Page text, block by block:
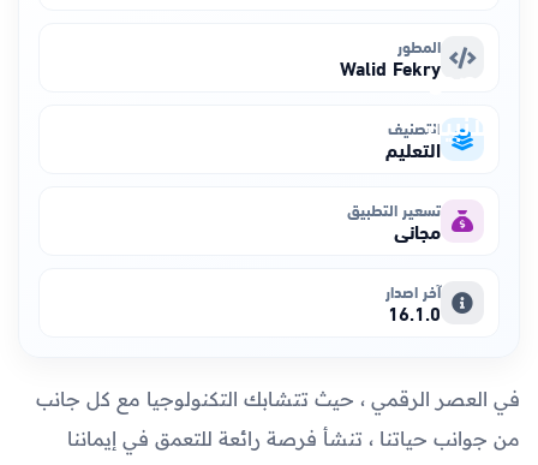
المطور
Walid Fekry
التصنيف
التعليم
تسعير التطبيق
مجاني
آخر اصدار
16.1.0
في العصر الرقمي ، حيث تتشابك التكنولوجيا مع كل جانب
من جوانب حياتنا ، تنشأ فرصة رائعة للتعمق في إيماننا